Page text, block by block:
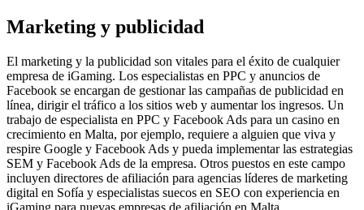
Marketing y publicidad
El marketing y la publicidad son vitales para el éxito de cualquier
empresa de iGaming. Los especialistas en PPC y anuncios de
Facebook se encargan de gestionar las campañas de publicidad en
línea, dirigir el tráfico a los sitios web y aumentar los ingresos. Un
trabajo de especialista en PPC y Facebook Ads para un casino en
crecimiento en Malta, por ejemplo, requiere a alguien que viva y
respire Google y Facebook Ads y pueda implementar las estrategias
SEM y Facebook Ads de la empresa. Otros puestos en este campo
incluyen directores de afiliación para agencias líderes de marketing
digital en Sofía y especialistas suecos en SEO con experiencia en
iGaming para nuevas empresas de afiliación en Malta.